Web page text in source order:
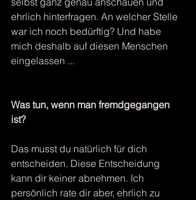
ehrlich hinterfragen. An welcher Stelle
war ich noch bedürftig? Und habe
mich deshalb auf diesen Menschen
eingelassen ...
Was tun, wenn man fremdgegangen
ist?
Das musst du natürlich für dich
entscheiden. Diese Entscheidung
kann dir keiner abnehmen. Ich
persönlich rate dir aber, ehrlich zu